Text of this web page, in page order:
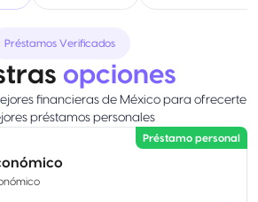
Préstamos Verificados
opciones
financieras de México para ofrecerte
préstamos personales
Préstamo personal